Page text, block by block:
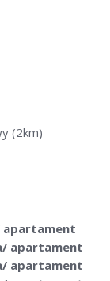
(2km)
apartament
apartament
apartament